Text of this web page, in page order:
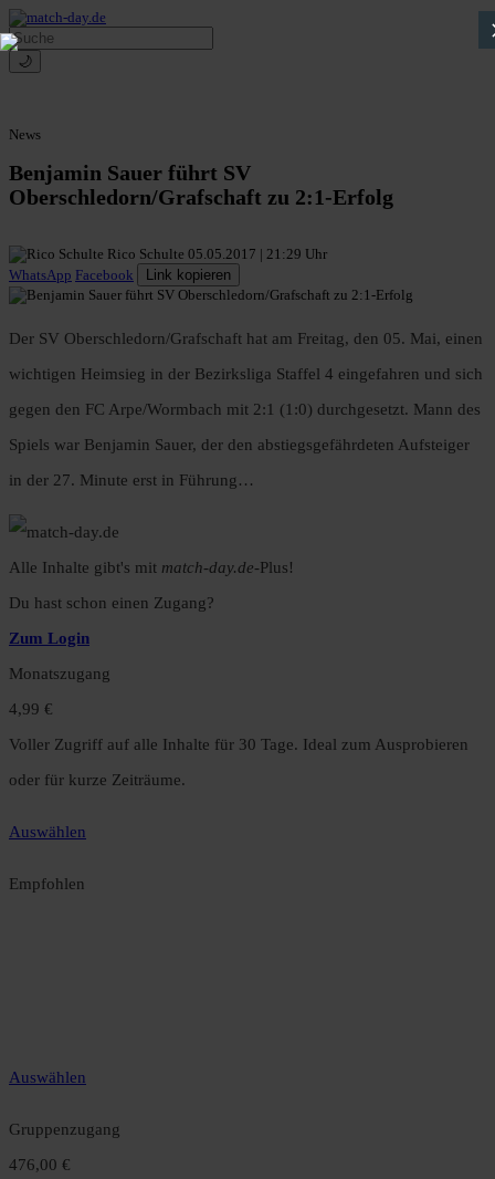
🌙
News
Benjamin Sauer führt SV
Oberschledorn/Grafschaft zu 2:1-Erfolg
Rico Schulte 05.05.2017 | 21:29 Uhr
WhatsApp Facebook Link kopieren
Der SV Oberschledorn/Grafschaft hat am Freitag, den 05. Mai, einen
wichtigen Heimsieg in der Bezirksliga Staffel 4 eingefahren und sich
gegen den FC Arpe/Wormbach mit 2:1 (1:0) durchgesetzt. Mann des
Spiels war Benjamin Sauer, der den abstiegsgefährdeten Aufsteiger
in der 27. Minute erst in Führung…
Alle Inhalte gibt's mit match-day.de-Plus!
Du hast schon einen Zugang?
Zum Login
Monatszugang
4,99 €
Voller Zugriff auf alle Inhalte für 30 Tage. Ideal zum Ausprobieren
oder für kurze Zeiträume.
Auswählen
Empfohlen
Auswählen
Gruppenzugang
476,00 €